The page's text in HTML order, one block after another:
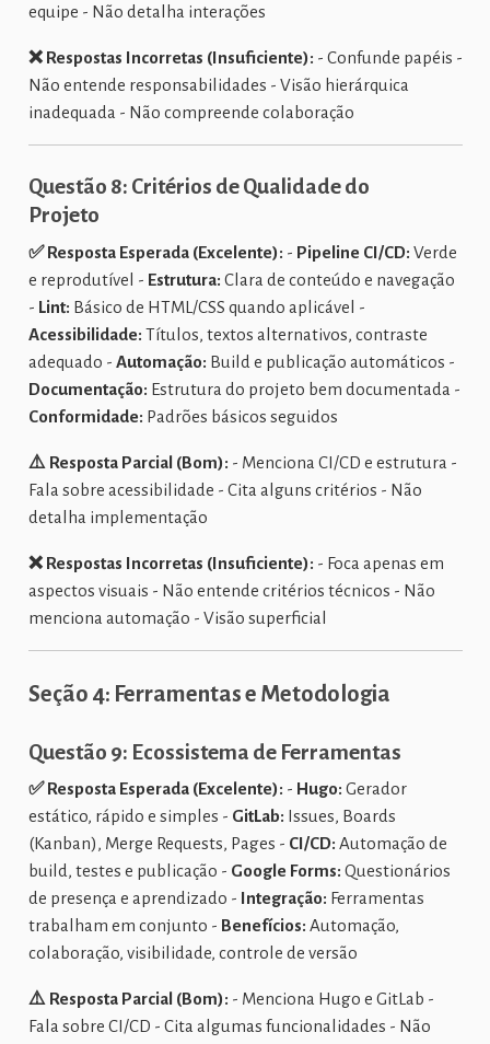
equipe - Não detalha interações
❌ Respostas Incorretas (Insuficiente): - Confunde papéis -
Não entende responsabilidades - Visão hierárquica
inadequada - Não compreende colaboração
Questão 8: Critérios de Qualidade do
Projeto
✅ Resposta Esperada (Excelente): - Pipeline CI/CD: Verde
e reprodutível - Estrutura: Clara de conteúdo e navegação
- Lint: Básico de HTML/CSS quando aplicável -
Acessibilidade: Títulos, textos alternativos, contraste
adequado - Automação: Build e publicação automáticos -
Documentação: Estrutura do projeto bem documentada -
Conformidade: Padrões básicos seguidos
⚠️ Resposta Parcial (Bom): - Menciona CI/CD e estrutura -
Fala sobre acessibilidade - Cita alguns critérios - Não
detalha implementação
❌ Respostas Incorretas (Insuficiente): - Foca apenas em
aspectos visuais - Não entende critérios técnicos - Não
menciona automação - Visão superficial
Seção 4: Ferramentas e Metodologia
Questão 9: Ecossistema de Ferramentas
✅ Resposta Esperada (Excelente): - Hugo: Gerador
estático, rápido e simples - GitLab: Issues, Boards
(Kanban), Merge Requests, Pages - CI/CD: Automação de
build, testes e publicação - Google Forms: Questionários
de presença e aprendizado - Integração: Ferramentas
trabalham em conjunto - Benefícios: Automação,
colaboração, visibilidade, controle de versão
⚠️ Resposta Parcial (Bom): - Menciona Hugo e GitLab -
Fala sobre CI/CD - Cita algumas funcionalidades - Não